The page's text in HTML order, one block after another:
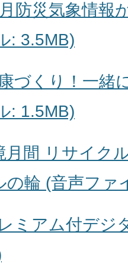
防災気象情報
: 3.5MB)
づくり！一緒
: 1.5MB)
月間 リサイク
の輪 (音声ファ
ミアム付デジ